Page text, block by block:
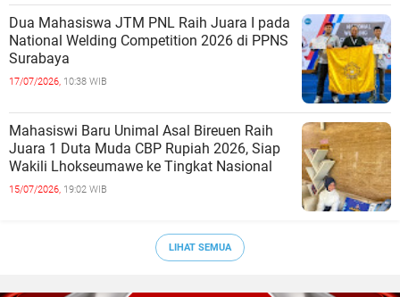
Dua Mahasiswa JTM PNL Raih Juara I pada
National Welding Competition 2026 di PPNS
Surabaya
17/07/2026, 10:38 WIB
Mahasiswi Baru Unimal Asal Bireuen Raih
Juara 1 Duta Muda CBP Rupiah 2026, Siap
Wakili Lhokseumawe ke Tingkat Nasional
15/07/2026, 19:02 WIB
LIHAT SEMUA